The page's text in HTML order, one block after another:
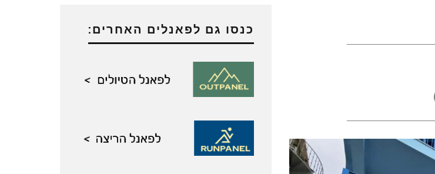
כנסו גם לפאנלים האחרים: